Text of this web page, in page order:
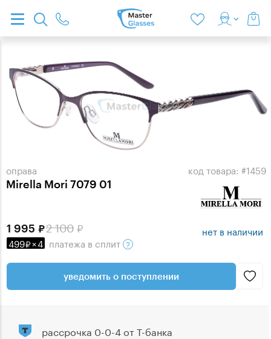
оправа
Mirella Mori 7079 01
код товара: #1459
2 100
1 995
499 ×4 платежа в сплит
нет в наличии
уведомить о поступлении
рассрочка 0-0-4 от Т-банка